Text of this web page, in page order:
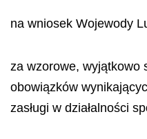
na wniosek Wojewody
za wzorowe, wyjątkowo
obowiązków
zasługi w działalności